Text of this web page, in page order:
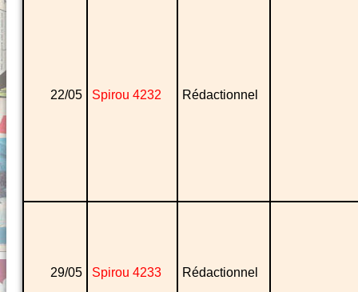
22/05 Spirou 4232 Rédactionnel
29/05 Spirou 4233 Rédactionnel